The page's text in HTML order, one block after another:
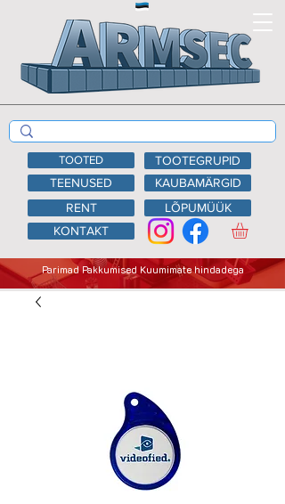
TEENUSED
KAUBAMÄRGID
RENT
LÕPUMÜÜK
KONTAKT
Parimad Pakkumised Kuumimate hindadega
TOOTED TOOTEGRUPID